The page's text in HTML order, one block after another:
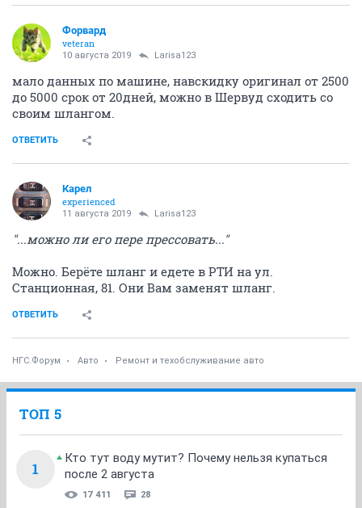
Форвард
veteran
10 августа 2019 Larisa123
мало данных по машине, навскидку оригинал от 2500
до 5000 срок от 20дней, можно в Шервуд сходить со
своим шлангом.
ОТВЕТИТЬ
Карел
experienced
11 августа 2019 Larisa123
"...можно ли его пере прессовать..."
Можно. Берёте шланг и едете в РТИ на ул.
Станционная, 81. Они Вам заменят шланг.
ОТВЕТИТЬ
НГС.Форум Авто Ремонт и техобслуживание авто
ТОП 5
1
Кто тут воду мутит? Почему нельзя купаться
после 2 августа
17 411 28